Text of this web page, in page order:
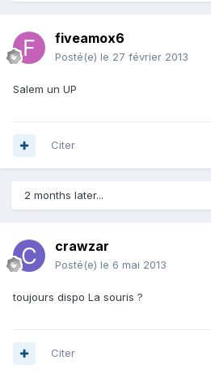
fiveamox6
Posté(e) le 27 février 2013
Salem un UP
Citer
2 months later...
crawzar
Posté(e) le 6 mai 2013
toujours dispo La souris ?
Citer